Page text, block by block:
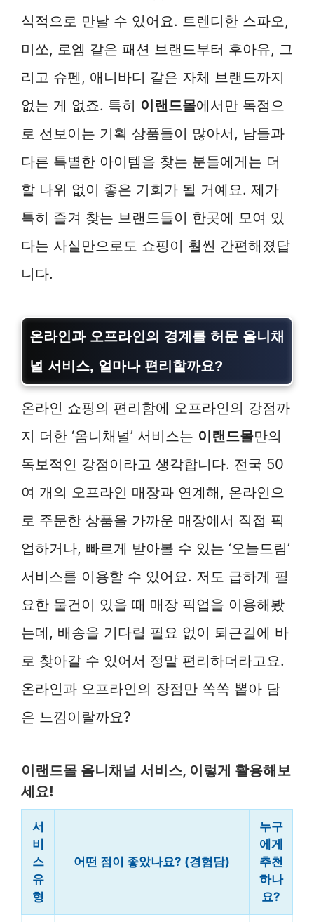
식적으로 만날 수 있어요. 트렌디한 스파오,
미쏘, 로엠 같은 패션 브랜드부터 후아유, 그
리고 슈펜, 애니바디 같은 자체 브랜드까지
없는 게 없죠. 특히 이랜드몰에서만 독점으
로 선보이는 기획 상품들이 많아서, 남들과
다른 특별한 아이템을 찾는 분들에게는 더
할 나위 없이 좋은 기회가 될 거예요. 제가
특히 즐겨 찾는 브랜드들이 한곳에 모여 있
다는 사실만으로도 쇼핑이 훨씬 간편해졌답
니다.
온라인과 오프라인의 경계를 허문 옴니채
널 서비스, 얼마나 편리할까요?
온라인 쇼핑의 편리함에 오프라인의 강점까
지 더한 ‘옴니채널’ 서비스는 이랜드몰만의
독보적인 강점이라고 생각합니다. 전국 50
여 개의 오프라인 매장과 연계해, 온라인으
로 주문한 상품을 가까운 매장에서 직접 픽
업하거나, 빠르게 받아볼 수 있는 ‘오늘드림’
서비스를 이용할 수 있어요. 저도 급하게 필
요한 물건이 있을 때 매장 픽업을 이용해봤
는데, 배송을 기다릴 필요 없이 퇴근길에 바
로 찾아갈 수 있어서 정말 편리하더라고요.
온라인과 오프라인의 장점만 쏙쏙 뽑아 담
은 느낌이랄까요?
이랜드몰 옴니채널 서비스, 이렇게 활용해보
세요!
서
비
스
유
형
어떤 점이 좋았나요? (경험담)
누구
에게
추천
하나
요?